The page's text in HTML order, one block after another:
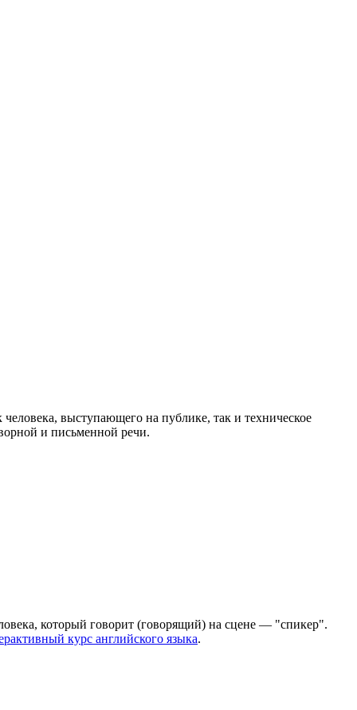
выступающего на публике, так и техническое
и письменной речи.
который говорит (говорящий) на сцене — "спикер".
курс английского языка.